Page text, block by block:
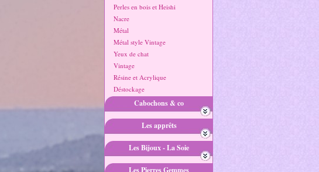
Perles en bois et Heishi
Nacre
Métal
Métal style Vintage
Yeux de chat
Vintage
Résine et Acrylique
Déstockage
Cabochons & co
Les apprêts
Les Bijoux - La Soie
Les Pierres Gemmes